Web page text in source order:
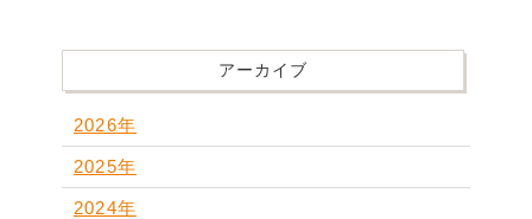
アーカイブ
2026年
2025年
2024年